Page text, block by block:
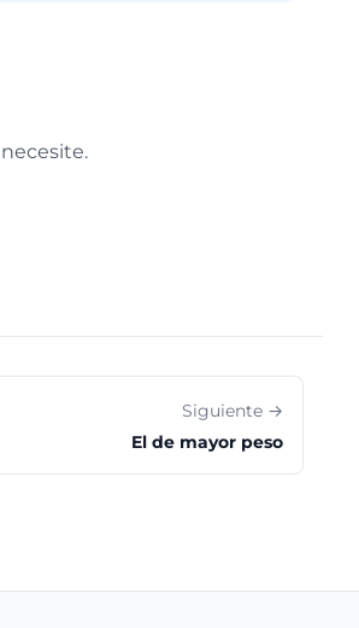
Siguiente →
El de mayor peso